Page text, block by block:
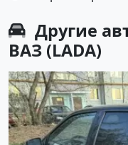
Другие
ВАЗ (LADA)